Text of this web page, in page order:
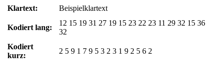
Klartext: Beispielklartext
Kodiert lang:
12 15 19 31 27 19 15 23 22 23 11 29 32 15 36
32
Kodiert
kurz:
2 5 9 1 7 9 5 3 2 3 1 9 2 5 6 2